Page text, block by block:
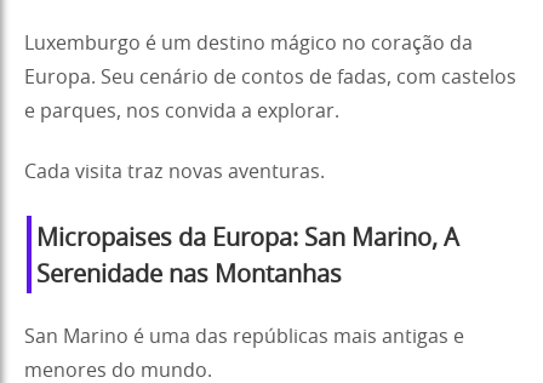
Luxemburgo é um destino mágico no coração da
Europa. Seu cenário de contos de fadas, com castelos
e parques, nos convida a explorar.
Cada visita traz novas aventuras.
Micropaises da Europa: San Marino, A
Serenidade nas Montanhas
San Marino é uma das repúblicas mais antigas e
menores do mundo.